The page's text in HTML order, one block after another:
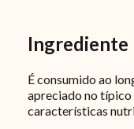
Ingrediente
É consumido ao
apreciado no típico
características